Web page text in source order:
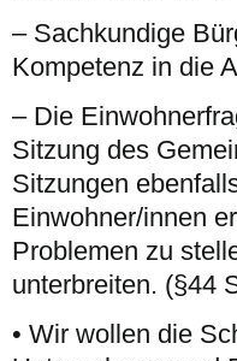
– Sachkundige
Kompetenz in die
– Die
Sitzung des
Sitzungen
Einwohner/innen
Problemen zu
unterbreiten. (§44
• Wir wollen die